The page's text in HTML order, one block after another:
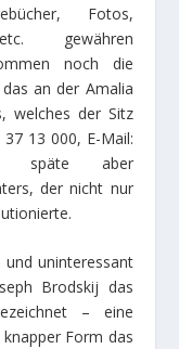
Fotos,
gewähren
noch die
an der Amalia
welches der Sitz
13 000, E-Mail:
späte aber
der nicht nur
uninteressant
Brodskij das
– eine
Form das